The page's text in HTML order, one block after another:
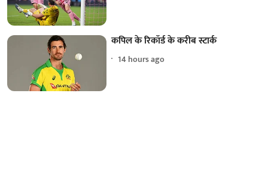
कपिल के रिकॉर्ड के करीब स्टार्क
14 hours ago